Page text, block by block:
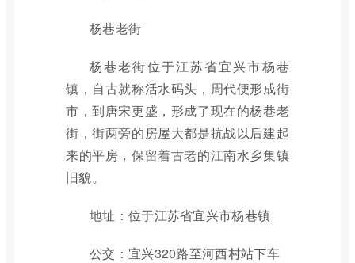
杨巷老街
杨巷老街位于江苏省宜兴市杨巷
镇，自古就称活水码头，周代便形成街
市，到唐宋更盛，形成了现在的杨巷老
街，街两旁的房屋大都是抗战以后建起
来的平房，保留着古老的江南水乡集镇
旧貌。
地址：位于江苏省宜兴市杨巷镇
公交：宜兴320路至河西村站下车